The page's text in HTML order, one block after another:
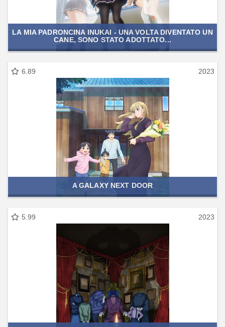
LA MIA PADRONCINA INUKAI - UNA VOLTA DIVENTATO UN
CANE, SONO STATO ADOTTATO...
6.89 2023
A GALAXY NEXT DOOR
5.99 2023